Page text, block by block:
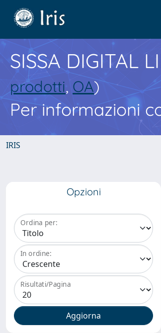
SISSA DIGITAL
prodotti, OA)
Per informazioni
IRIS
Opzioni
Ordina per:
In ordine:
Risultati/Pagina